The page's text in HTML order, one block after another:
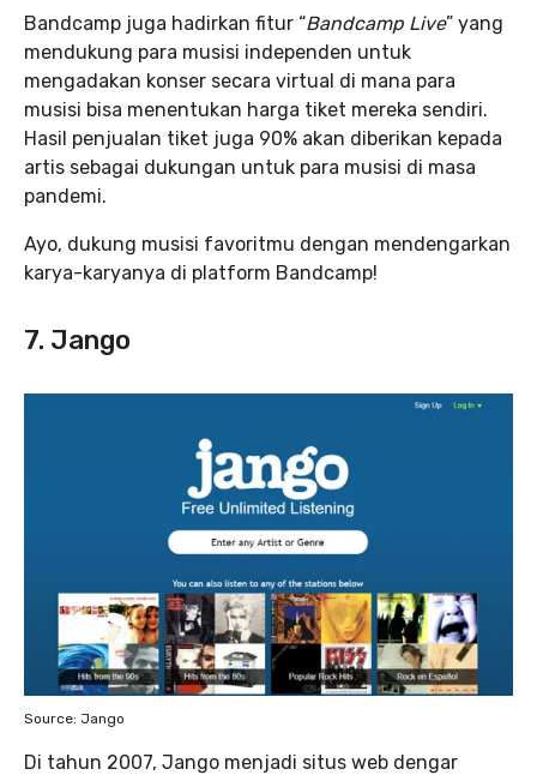
Bandcamp juga hadirkan fitur “Bandcamp Live” yang
mendukung para musisi independen untuk
mengadakan konser secara virtual di mana para
musisi bisa menentukan harga tiket mereka sendiri.
Hasil penjualan tiket juga 90% akan diberikan kepada
artis sebagai dukungan untuk para musisi di masa
pandemi.
Ayo, dukung musisi favoritmu dengan mendengarkan
karya-karyanya di platform Bandcamp!
7. Jango
Source: Jango
Di tahun 2007, Jango menjadi situs web dengar